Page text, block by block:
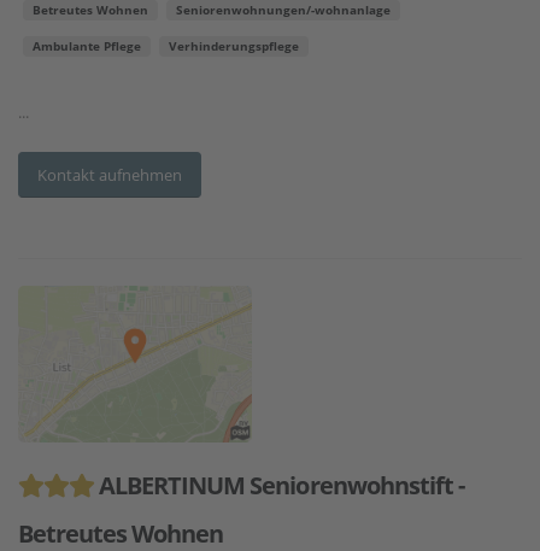
Betreutes Wohnen Seniorenwohnungen/-wohnanlage
Ambulante Pflege Verhinderungspflege
...
Kontakt aufnehmen
ALBERTINUM Seniorenwohnstift -
Betreutes Wohnen